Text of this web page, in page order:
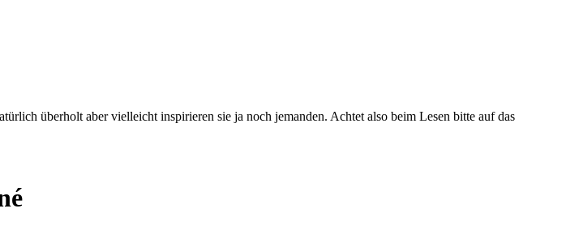
überholt aber vielleicht inspirieren sie ja noch jemanden. Achtet also beim Lesen bitte auf das